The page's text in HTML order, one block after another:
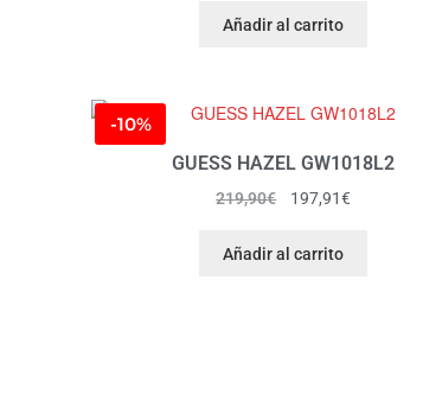
Añadir al carrito
-10%
GUESS HAZEL GW1018L2
219,90€ 197,91€
Añadir al carrito